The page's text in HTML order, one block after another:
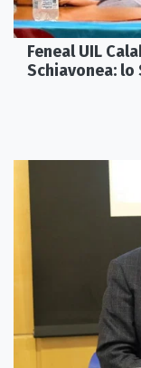
Feneal UIL
Schiavonea: